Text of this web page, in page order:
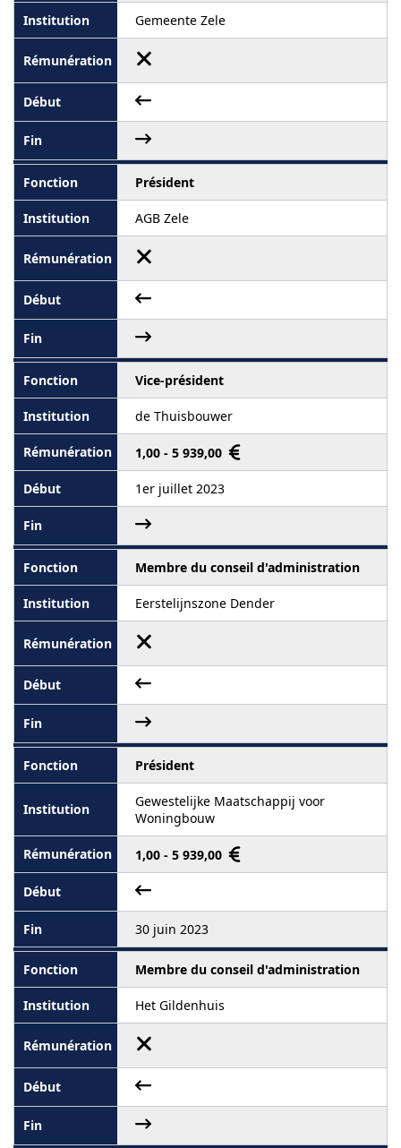
Gemeente Zele
Président
AGB Zele
Vice-président
de Thuisbouwer
1,00 - 5 939,00
1er juillet 2023
Membre du conseil d'administration
Eerstelijnszone Dender
Président
Gewestelijke Maatschappij voor
Woningbouw
1,00 - 5 939,00
30 juin 2023
Membre du conseil d'administration
Het Gildenhuis